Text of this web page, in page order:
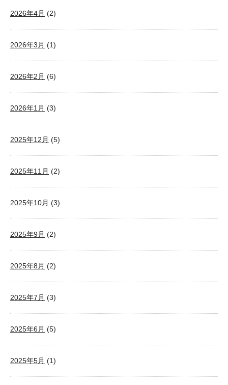
2026年4月 (2)
2026年3月 (1)
2026年2月 (6)
2026年1月 (3)
2025年12月 (5)
2025年11月 (2)
2025年10月 (3)
2025年9月 (2)
2025年8月 (2)
2025年7月 (3)
2025年6月 (5)
2025年5月 (1)